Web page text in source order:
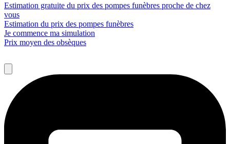
Estimation gratuite du prix des pompes funèbres proche de chez
vous
Estimation du prix des pompes funèbres
Je commence ma simulation
Prix moyen des obsèques